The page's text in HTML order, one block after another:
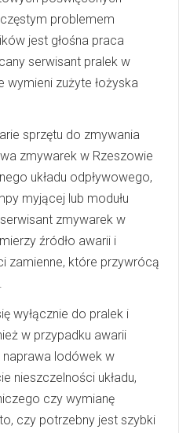
problemem
jest głośna praca
serwisant pralek w
wymieni zużyte łożyska
sprzętu do zmywania
zmywarek w Rzeszowie
układu odpływowego,
myjącej lub modułu
zmywarek w
źródło awarii i
zamienne, które przywrócą
wyłącznie do pralek i
w przypadku awarii
naprawa lodówek w
nieszczelności układu,
czy wymianę
czy potrzebny jest szybki